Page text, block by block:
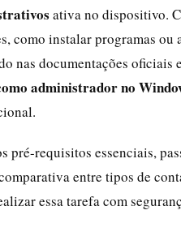
ativa no dispositivo.
como instalar programas
nas documentações oficiais
administrador no
pré-requisitos essenciais,
entre tipos de
essa tarefa com